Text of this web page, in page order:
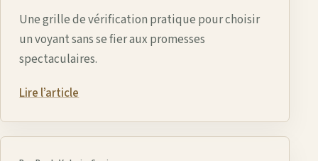
Une grille de vérification pratique pour choisir
un voyant sans se fier aux promesses
spectaculaires.
Lire l’article